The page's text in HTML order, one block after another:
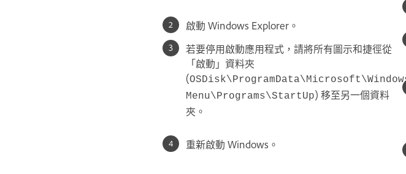
啟動 Windows Explorer。
若要停用啟動應用程式，請將所有圖示和捷徑從
「啟動」資料夾
(
Menu\Programs\StartUp) 移至另一個資料
夾。
重新啟動 Windows。